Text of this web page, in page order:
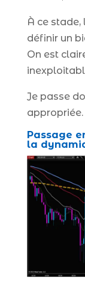
À ce
définir un
On est
Je passe
appropriée.
Passage
la